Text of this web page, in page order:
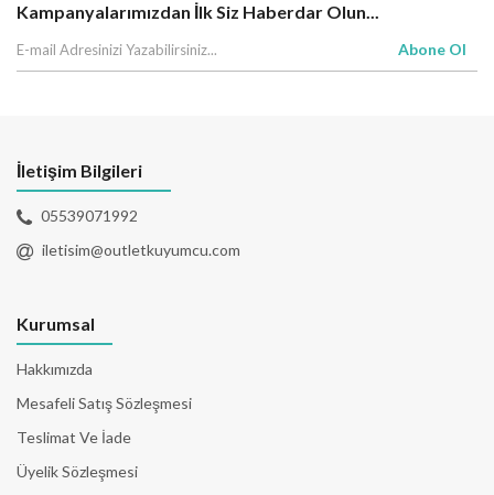
Kampanyalarımızdan İlk Siz Haberdar Olun...
Abone Ol
İletişim Bilgileri
05539071992
iletisim@outletkuyumcu.com
Kurumsal
Hakkımızda
Mesafeli Satış Sözleşmesi
Teslimat Ve İade
Üyelik Sözleşmesi